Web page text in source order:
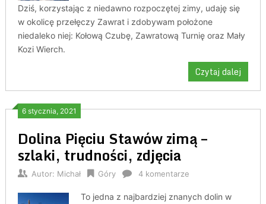
Dziś, korzystając z niedawno rozpoczętej zimy, udaję się
w okolicę przełęczy Zawrat i zdobywam położone
niedaleko niej: Kołową Czubę, Zawratową Turnię oraz Mały
Kozi Wierch.
Czytaj dalej
6 stycznia, 2021
Dolina Pięciu Stawów zimą –
szlaki, trudności, zdjęcia
Autor: Michał Góry 4 komentarze
To jedna z najbardziej znanych dolin w